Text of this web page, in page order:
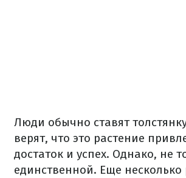
Люди обычно ставят
верят, что это растение
достаток и успех. Однако, не
единственной. Еще несколько